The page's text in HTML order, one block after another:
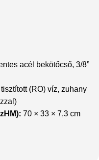
acél bekötőcső, 3/8”
(RO) víz, zuhany
70 × 33 × 7,3 cm